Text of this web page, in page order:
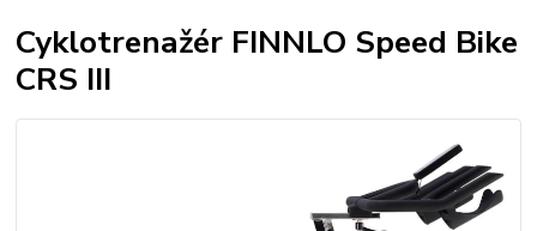
Cyklotrenažér FINNLO Speed Bike
CRS III